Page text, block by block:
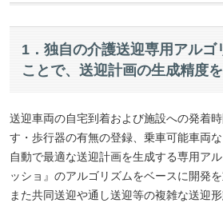
1．独自の介護送迎専用アルゴ
ことで、送迎計画の生成精度
送迎車両の自宅到着および施設への発着
す・歩行器の有無の登録、乗車可能車両
自動で最適な送迎計画を生成する専用ア
ッショ』のアルゴリズムをベースに開発
また共同送迎や通し送迎等の複雑な送迎